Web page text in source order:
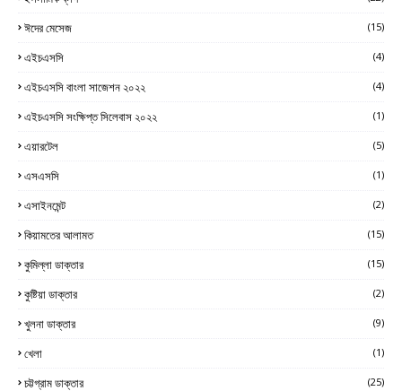
ঈদের মেসেজ (15)
এইচএসসি (4)
এইচএসসি বাংলা সাজেশন ২০২২ (4)
এইচএসসি সংক্ষিপ্ত সিলেবাস ২০২২ (1)
এয়ারটেল (5)
এসএসসি (1)
এসাইনমেন্ট (2)
কিয়ামতের আলামত (15)
কুমিল্লা ডাক্তার (15)
কুষ্টিয়া ডাক্তার (2)
খুলনা ডাক্তার (9)
খেলা (1)
চট্টগ্রাম ডাক্তার (25)